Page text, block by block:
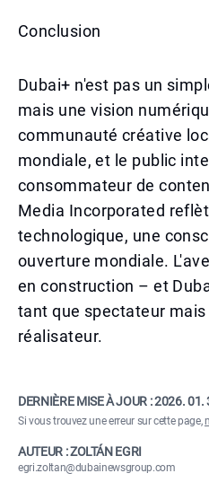
Conclusion
Dubai+ n'est pas un
mais une vision
communauté créative
mondiale, et le public
consommateur de
Media Incorporated
technologique, une
ouverture mondiale.
en construction – et
tant que spectateur
réalisateur.
DERNIÈRE MISE À JOUR :2026. 01.
Si vous trouvez une erreur sur cette page,
AUTEUR : ZOLTÁN EGRI
egri.zoltan@dubainewsgroup.com